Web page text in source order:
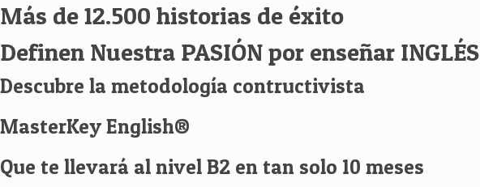
Más de 12.500 historias de éxito
Definen Nuestra PASIÓN por enseñar INGLÉS
Descubre la metodología contructivista
MasterKey English®
Que te llevará al nivel B2 en tan solo 10 meses